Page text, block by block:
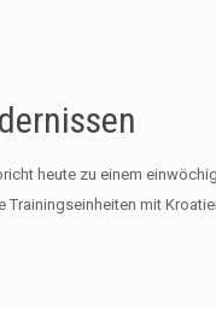
heute zu einem
mit